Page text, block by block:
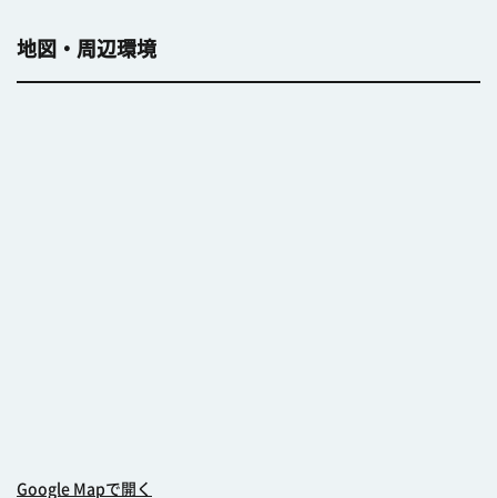
地図・周辺環境
Google Mapで開く